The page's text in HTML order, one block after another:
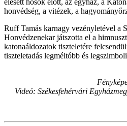
honvédség, a vitézek, a
Ruff Tamás karnagy vezényletével a
Honvédzenekar játszotta el a
katonaáldozatok tiszteletére
tiszteletadás legméltóbb és
Videó: Székesfehérvári